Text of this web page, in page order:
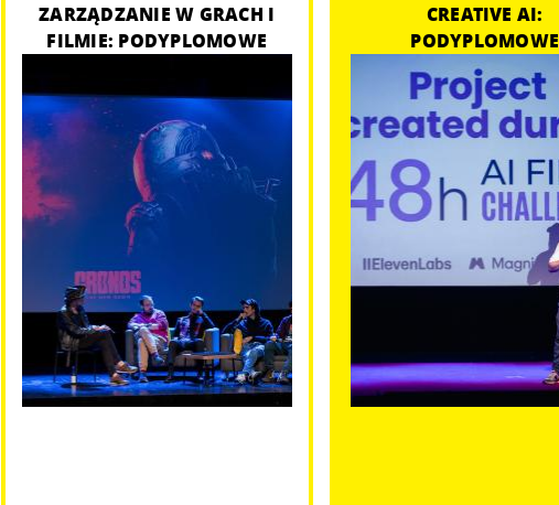
ZARZĄDZANIE W GRACH I
FILMIE: PODYPLOMOWE
CREATIVE AI:
PODYPLOMOWE